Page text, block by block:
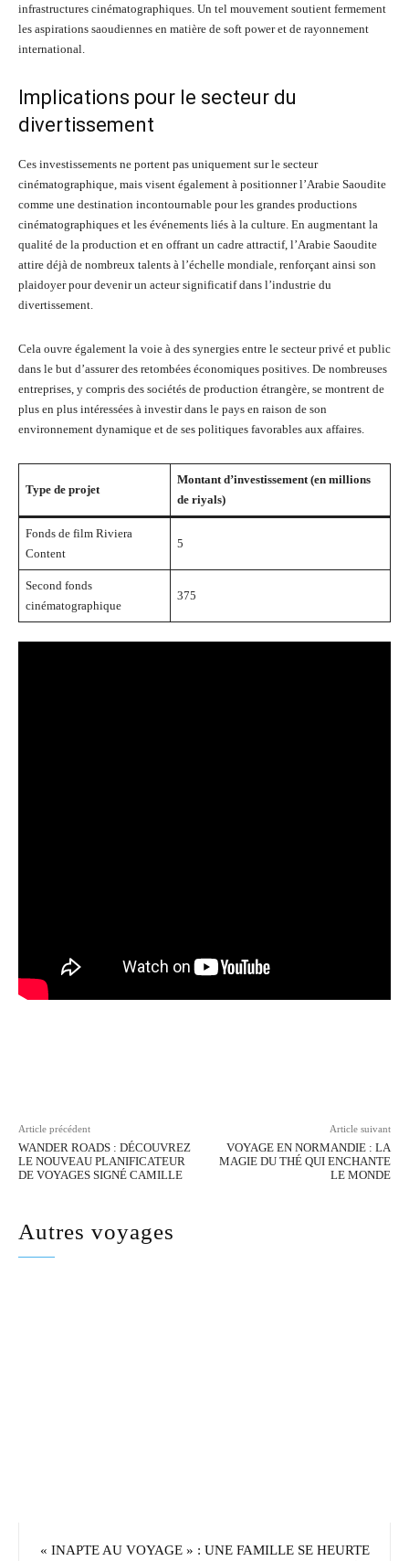
infrastructures cinématographiques. Un tel mouvement soutient fermement
les aspirations saoudiennes en matière de soft power et de rayonnement
international.
Implications pour le secteur du
divertissement
Ces investissements ne portent pas uniquement sur le secteur
cinématographique, mais visent également à positionner l’Arabie Saoudite
comme une destination incontournable pour les grandes productions
cinématographiques et les événements liés à la culture. En augmentant la
qualité de la production et en offrant un cadre attractif, l’Arabie Saoudite
attire déjà de nombreux talents à l’échelle mondiale, renforçant ainsi son
plaidoyer pour devenir un acteur significatif dans l’industrie du
divertissement.
Cela ouvre également la voie à des synergies entre le secteur privé et public
dans le but d’assurer des retombées économiques positives. De nombreuses
entreprises, y compris des sociétés de production étrangère, se montrent de
plus en plus intéressées à investir dans le pays en raison de son
environnement dynamique et de ses politiques favorables aux affaires.
Type de projet
Montant d’investissement (en millions
de riyals)
Fonds de film Riviera
Content
5
Second fonds
cinématographique
375
Article précédent
WANDER ROADS : DÉCOUVREZ
LE NOUVEAU PLANIFICATEUR
DE VOYAGES SIGNÉ CAMILLE
Article suivant
VOYAGE EN NORMANDIE : LA
MAGIE DU THÉ QUI ENCHANTE
LE MONDE
Autres voyages
« INAPTE AU VOYAGE » : UNE FAMILLE SE HEURTE